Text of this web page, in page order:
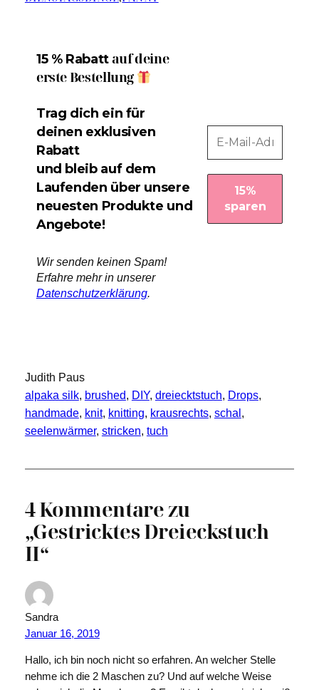
15 % Rabattauf deine
erste Bestellung
Trag dich ein für
deinen exklusiven
Rabatt
und bleib auf dem
Laufenden über unsere
neuesten Produkte und
Angebote!
Wir senden keinen Spam!
Erfahre mehr in unserer
Datenschutzerklärung.
Judith Paus
alpaka silk, brushed, DIY, dreiecktstuch, Drops
handmade, knit, knitting, krausrechts, schal
seelenwärmer, stricken, tuch
4 Kommentare zu
„Gestricktes Dreieckstuch
II“
Sandra
Januar 16, 2019
Hallo, ich bin noch nicht so erfahren. An welcher Stelle
nehme ich die 2 Maschen zu? Und auf welche Weise